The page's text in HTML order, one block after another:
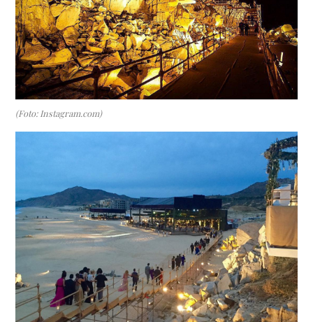
(Foto: Instagram.com)